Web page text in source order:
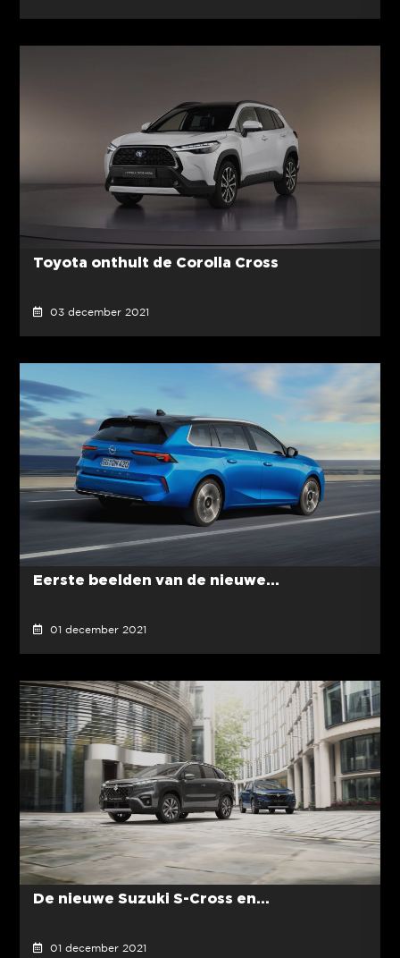
Toyota onthult de Corolla Cross
03 december 2021
Eerste beelden van de nieuwe...
01 december 2021
De nieuwe Suzuki S-Cross en...
01 december 2021